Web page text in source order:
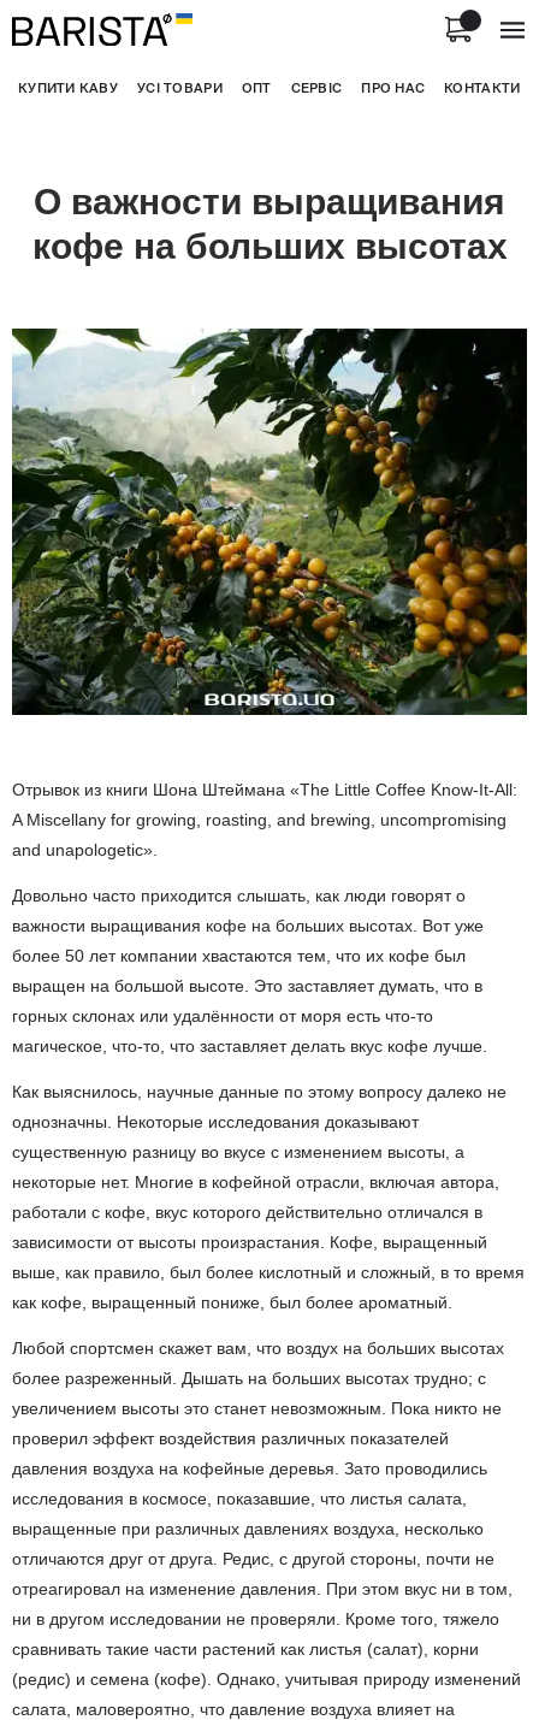
КУПИТИ КАВУ УСІ ТОВАРИ ОПТ СЕРВІС ПРО НАС КОНТАКТИ
О важности выращивания
кофе на больших высотах
Отрывок из книги Шона Штеймана «The Little Coffee Know-It-All:
A Miscellany for growing, roasting, and brewing, uncompromising
and unapologetic».
Довольно часто приходится слышать, как люди говорят о
важности выращивания кофе на больших высотах. Вот уже
более 50 лет компании хвастаются тем, что их кофе был
выращен на большой высоте. Это заставляет думать, что в
горных склонах или удалённости от моря есть что-то
магическое, что-то, что заставляет делать вкус кофе лучше.
Как выяснилось, научные данные по этому вопросу далеко не
однозначны. Некоторые исследования доказывают
существенную разницу во вкусе с изменением высоты, а
некоторые нет. Многие в кофейной отрасли, включая автора,
работали с кофе, вкус которого действительно отличался в
зависимости от высоты произрастания. Кофе, выращенный
выше, как правило, был более кислотный и сложный, в то время
как кофе, выращенный пониже, был более ароматный.
Любой спортсмен скажет вам, что воздух на больших высотах
более разреженный. Дышать на больших высотах трудно; с
увеличением высоты это станет невозможным. Пока никто не
проверил эффект воздействия различных показателей
давления воздуха на кофейные деревья. Зато проводились
исследования в космосе, показавшие, что листья салата,
выращенные при различных давлениях воздуха, несколько
отличаются друг от друга. Редис, с другой стороны, почти не
отреагировал на изменение давления. При этом вкус ни в том,
ни в другом исследовании не проверяли. Кроме того, тяжело
сравнивать такие части растений как листья (салат), корни
(редис) и семена (кофе). Однако, учитывая природу изменений
салата, маловероятно, что давление воздуха влияет на